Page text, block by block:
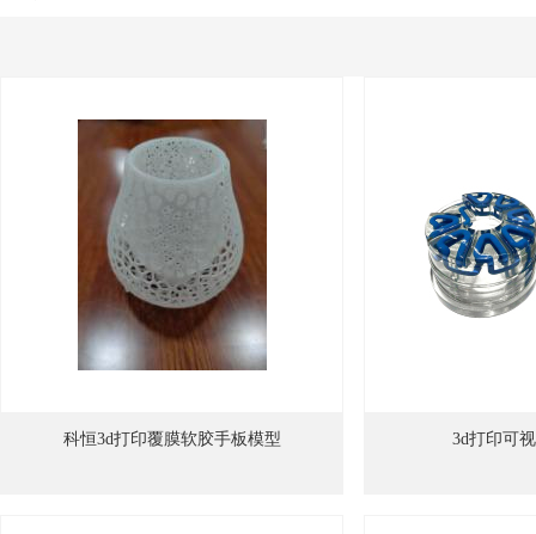
科恒3d打印覆膜软胶手板模型 3d打印可